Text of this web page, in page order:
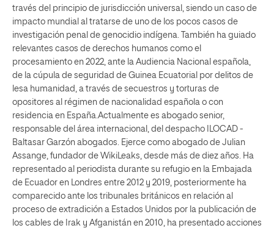
través del principio de jurisdicción universal, siendo un caso de
impacto mundial al tratarse de uno de los pocos casos de
investigación penal de genocidio indígena. También ha guiado
relevantes casos de derechos humanos como el
procesamiento en 2022, ante la Audiencia Nacional española,
de la cúpula de seguridad de Guinea Ecuatorial por delitos de
lesa humanidad, a través de secuestros y torturas de
opositores al régimen de nacionalidad española o con
residencia en España.Actualmente es abogado senior,
responsable del área internacional, del despacho ILOCAD -
Baltasar Garzón abogados. Ejerce como abogado de Julian
Assange, fundador de WikiLeaks, desde más de diez años. Ha
representado al periodista durante su refugio en la Embajada
de Ecuador en Londres entre 2012 y 2019, posteriormente ha
comparecido ante los tribunales británicos en relación al
proceso de extradición a Estados Unidos por la publicación de
los cables de Irak y Afganistán en 2010, ha presentado acciones